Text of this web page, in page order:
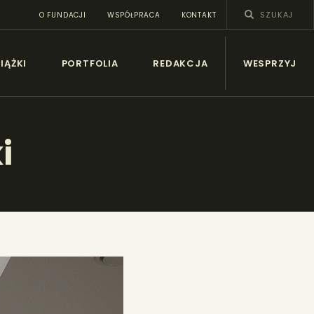
O FUNDACJI WSPÓŁPRACA KONTAKT
PORTFOLIA REDAKCJA WESPRZYJ